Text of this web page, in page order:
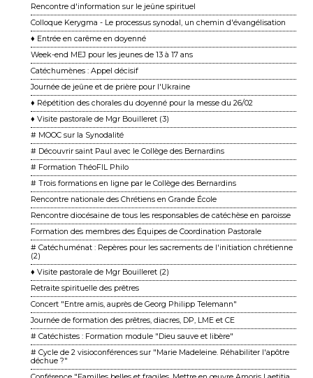
Rencontre d'information sur le jeûne spirituel
Colloque Kerygma - Le processus synodal, un chemin d'évangélisation
♦ Entrée en carême en doyenné
Week-end MEJ pour les jeunes de 13 à 17 ans
Catéchumènes : Appel décisif
Journée de jeûne et de prière pour l'Ukraine
♦ Répétition des chorales du doyenné pour la messe du 26/02
♦ Visite pastorale de Mgr Bouilleret (3)
# MOOC sur la Synodalité
# Découvrir saint Paul avec le Collège des Bernardins
# Formation ThéoFIL Philo
# Trois formations en ligne par le Collège des Bernardins
Rencontre nationale des Chrétiens en Grande École
Rencontre diocésaine de tous les responsables de catéchèse en paroisse
Formation des membres des Équipes de Coordination Pastorale
# Catéchuménat : Repères pour les sacrements de l'initiation chrétienne
(2)
♦ Visite pastorale de Mgr Bouilleret (2)
Retraite spirituelle des prêtres
Concert "Entre amis, auprès de Georg Philipp Telemann"
Journée de formation des prêtres, diacres, DP, LME et CE
# Catéchistes : Formation module "Dieu sauve et libère"
# Cycle de 2 visioconférences sur "Marie Madeleine. Réhabiliter l'apôtre
déchue ?"